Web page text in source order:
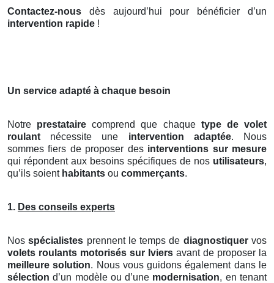
Contactez-nous dès aujourd’hui pour bénéficier d’un
intervention rapide !
Un service adapté à chaque besoin
Notre prestataire comprend que chaque type de volet
roulant nécessite une intervention adaptée. Nous
sommes fiers de proposer des interventions sur mesure
qui répondent aux besoins spécifiques de nos utilisateurs,
qu’ils soient habitants ou commerçants.
1. Des conseils experts
Nosspécialistes prennent le temps de diagnostiquervos
volets roulants motorisés sur Iviers avant de proposer la
meilleure solution. Nous vous guidons également dans le
sélection d’un modèle ou d’une modernisation, en tenant